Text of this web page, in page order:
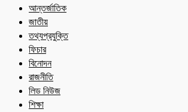
আন্তর্জাতিক
জাতীয়
তথ্যপ্রযুক্তি
ফিচার
বিনোদন
রাজনীতি
লিড নিউজ
শিক্ষা